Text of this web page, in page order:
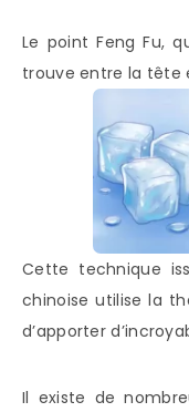
Le point Feng Fu,
trouve entre la tête
Cette technique
chinoise utilise la
d’apporter
Il existe de